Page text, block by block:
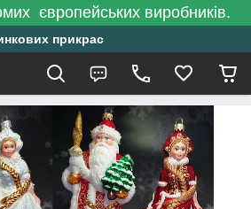
європейських виробників.
прикрас